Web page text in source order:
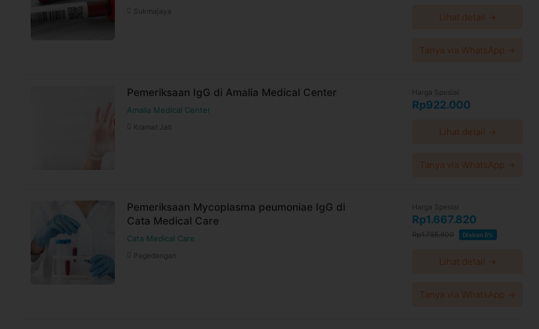
Sukmajaya
Lihat detail →
Tanya via WhatsApp →
Pemeriksaan IgG di Amalia Medical Center
Amalia Medical Center
Kramat Jati
Harga Spesial
Rp922.000
Lihat detail →
Tanya via WhatsApp →
Pemeriksaan Mycoplasma peumoniae IgG di
Cata Medical Care
Cata Medical Care
Pagedangan
Harga Spesial
Rp1.667.820
Rp1.755.600 Diskon 5%
Lihat detail →
Tanya via WhatsApp →